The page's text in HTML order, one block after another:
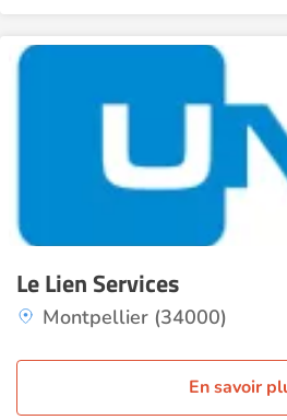
Le Lien Services
Montpellier (34000)
En savoir